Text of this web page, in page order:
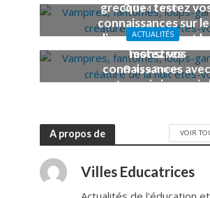
Il y a 2 mois
grecque : testez
connaissances sur
dieux, les héros et
monstres
Il y a 2 mois
ACTUALITÉS
Testez vos
connaissances avec
notre quiz japonais
A propos de VOIR
Villes Educatrices